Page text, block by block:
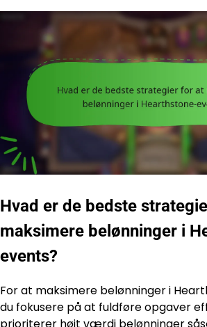
Hvad er de bedste
maksimere belønninger i
events?
For at maksimere belønninger i
du fokusere på at fuldføre opgaver
prioriterer højt værdi belønninger